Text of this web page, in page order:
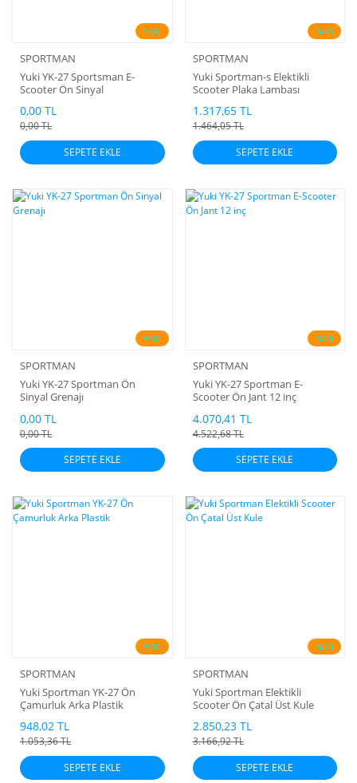
%10
SPORTMAN
Yuki YK-27 Sportsman E-
Scooter Ön Sinyal
0,00 TL
0,00 TL
SEPETE EKLE
%10
SPORTMAN
Yuki Sportman-s Elektikli
Scooter Plaka Lambası
1.317,65 TL
1.464,05 TL
SEPETE EKLE
%10
SPORTMAN
Yuki YK-27 Sportman Ön
Sinyal Grenajı
0,00 TL
0,00 TL
SEPETE EKLE
%10
SPORTMAN
Yuki YK-27 Sportman E-
Scooter Ön Jant 12 inç
4.070,41 TL
4.522,68 TL
SEPETE EKLE
%10
SPORTMAN
Yuki Sportman YK-27 Ön
Çamurluk Arka Plastik
948,02 TL
1.053,36 TL
SEPETE EKLE
%10
SPORTMAN
Yuki Sportman Elektikli
Scooter Ön Çatal Üst Kule
2.850,23 TL
3.166,92 TL
SEPETE EKLE